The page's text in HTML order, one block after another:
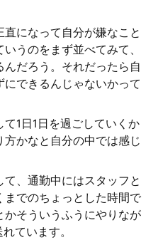
になって自分が嫌なこと
うのをまず並べてみて、
だろう。それだったら自
できるんじゃないかって
1日1日を過ごしていくか
かなと自分の中では感じ
、通勤中にはスタッフと
でのちょっとした時間で
そういうふうにやりなが
ています。